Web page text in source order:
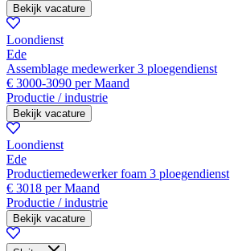
Bekijk vacature
Loondienst
Ede
Assemblage medewerker 3 ploegendienst
€ 3000-3090 per Maand
Productie / industrie
Bekijk vacature
Loondienst
Ede
Productiemedewerker foam 3 ploegendienst
€ 3018 per Maand
Productie / industrie
Bekijk vacature